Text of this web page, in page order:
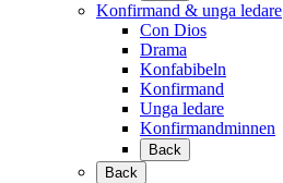
Konfirmand & unga ledare
Con Dios
Drama
Konfabibeln
Konfirmand
Unga ledare
Konfirmandminnen
Back
Back